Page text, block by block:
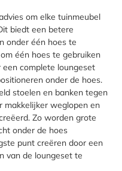
om elke tuinmeubel
biedt een betere
onder één hoes te
één hoes te gebruiken
complete loungeset
onder de hoes.
stoelen en banken tegen
makkelijker weglopen en
Zo worden grote
onder de hoes
punt creëren door een
van de loungeset te